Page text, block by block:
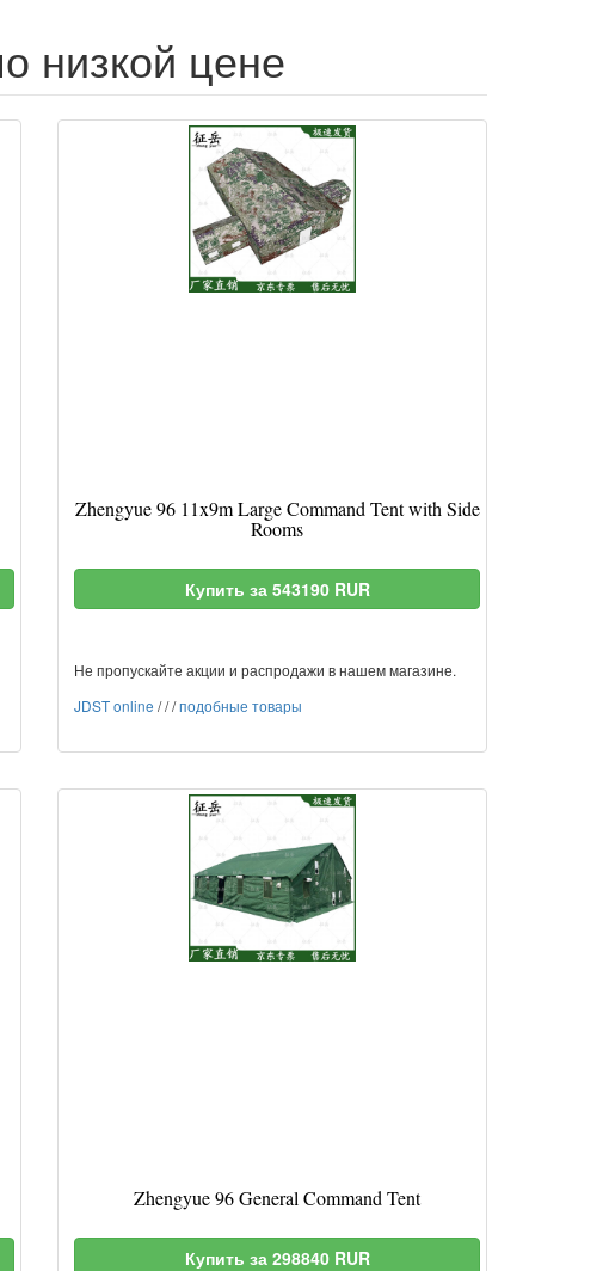
низкой цене
Zhengyue 96 11x9m Large Command Tent with Side
Rooms
Купить за 543190 RUR
Не пропускайте акции и распродажи в нашем магазине.
JDST online ///подобные товары
Zhengyue 96 General Command Tent
Купить за 298840 RUR